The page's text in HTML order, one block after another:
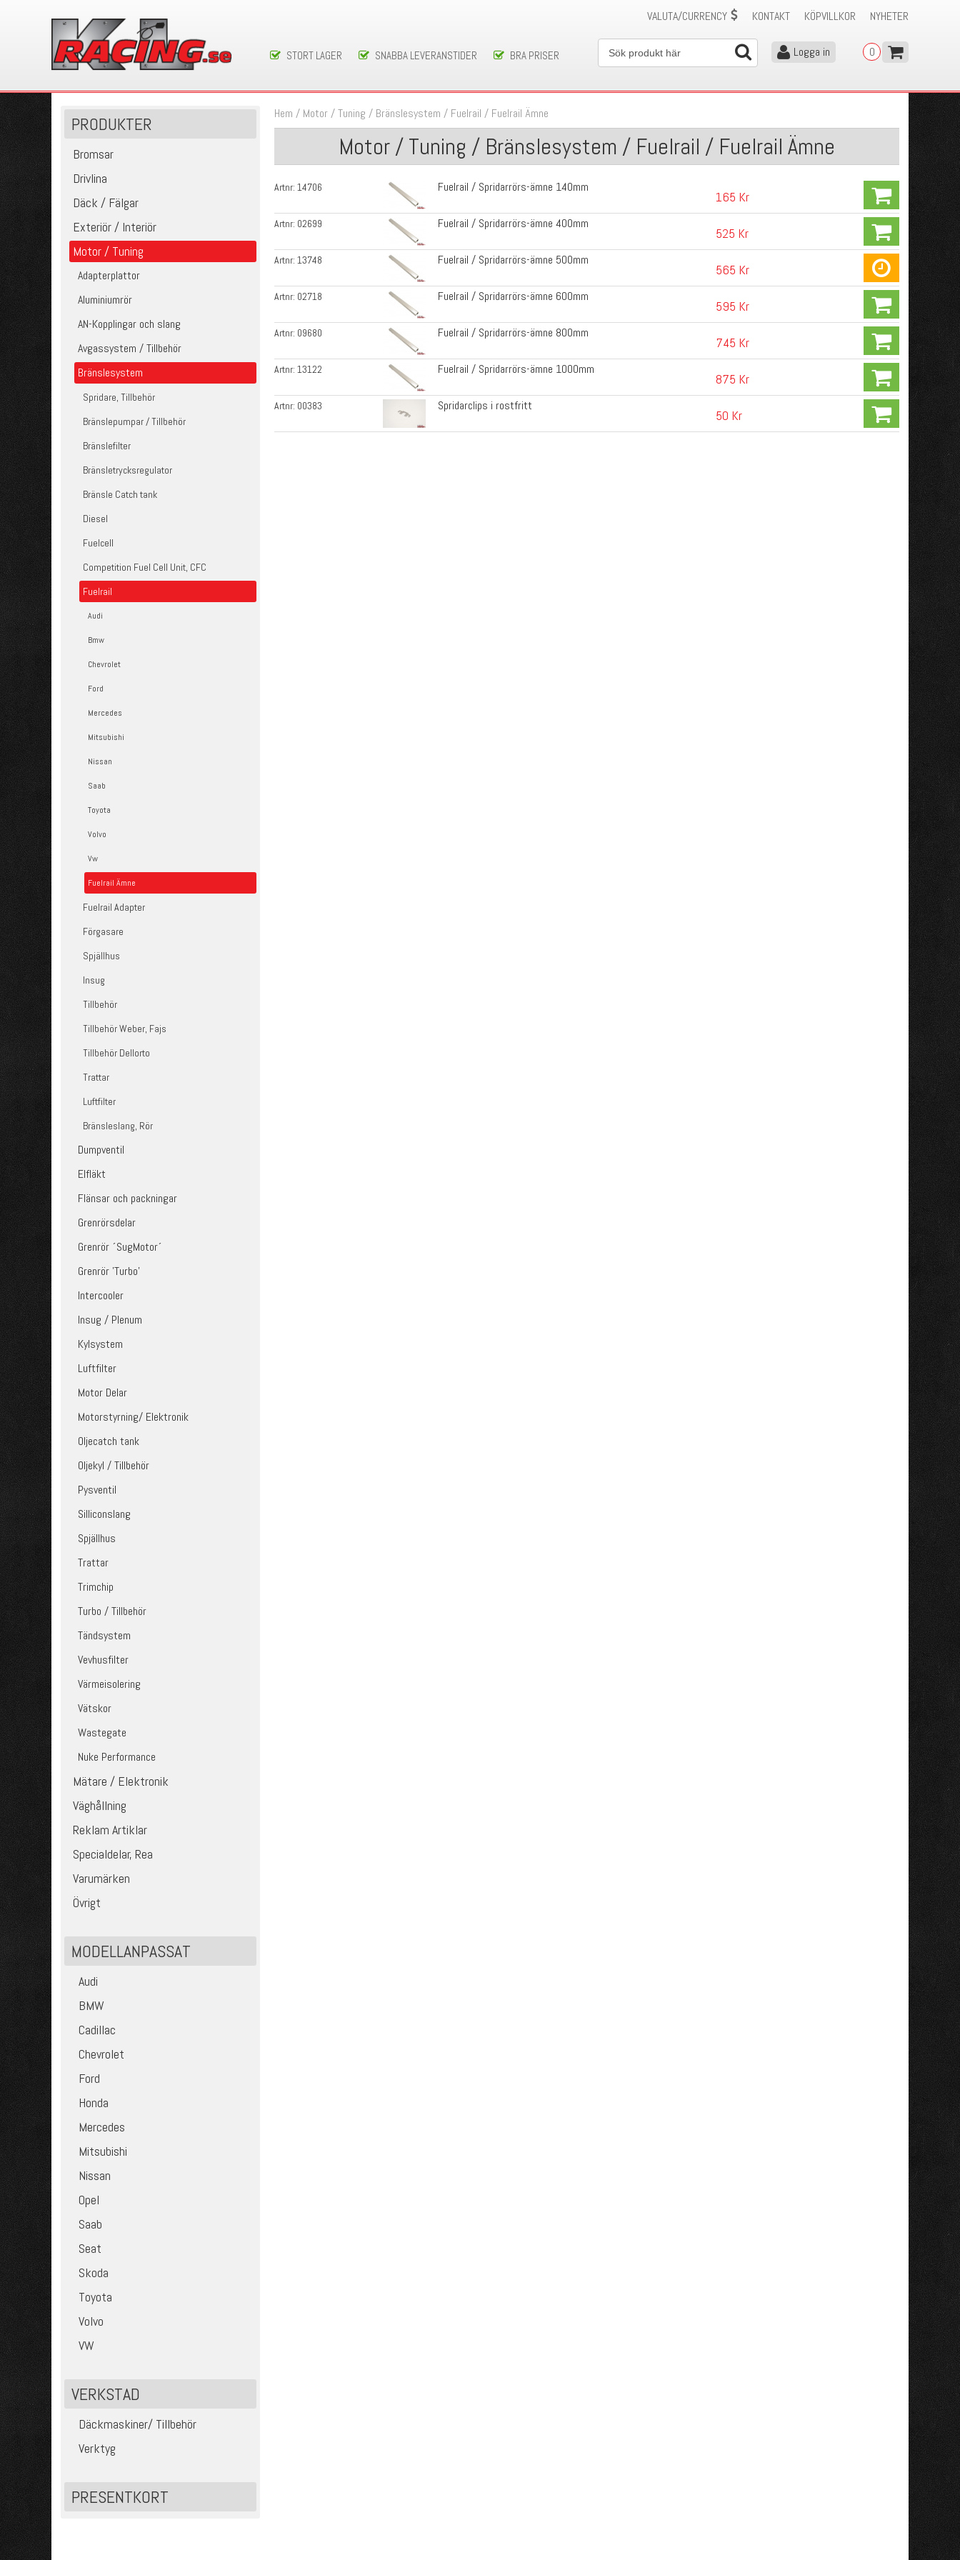
NYHETER
KÖPVILLKOR
KONTAKT
VALUTA/CURRENCY
STORT LAGER SNABBA LEVERANSTIDER BRA PRISER 0
Logga in
PRODUKTER
Bromsar
Drivlina
Däck / Fälgar
Exteriör / Interiör
Motor / Tuning
Adapterplattor
Aluminiumrör
AN-Kopplingar och slang
Avgassystem / Tillbehör
Bränslesystem
Spridare, Tillbehör
Bränslepumpar / Tillbehör
Bränslefilter
Bränsletrycksregulator
Bränsle Catch tank
Diesel
Fuelcell
Competition Fuel Cell Unit, CFC
Fuelrail
Audi
Bmw
Chevrolet
Ford
Mercedes
Mitsubishi
Nissan
Saab
Toyota
Volvo
Vw
Fuelrail Ämne
Fuelrail Adapter
Förgasare
Spjällhus
Insug
Tillbehör
Tillbehör Weber, Fajs
Tillbehör Dellorto
Trattar
Luftfilter
Bränsleslang, Rör
Dumpventil
Elfläkt
Flänsar och packningar
Grenrörsdelar
Grenrör ´SugMotor´
Grenrör 'Turbo'
Intercooler
Insug / Plenum
Kylsystem
Luftfilter
Motor Delar
Motorstyrning/ Elektronik
Oljecatch tank
Oljekyl / Tillbehör
Pysventil
Silliconslang
Spjällhus
Trattar
Trimchip
Turbo / Tillbehör
Tändsystem
Vevhusfilter
Värmeisolering
Vätskor
Wastegate
Nuke Performance
Mätare / Elektronik
Väghållning
Reklam Artiklar
Specialdelar, Rea
Varumärken
Övrigt
MODELLANPASSAT
Audi
BMW
Cadillac
Chevrolet
Ford
Honda
Mercedes
Mitsubishi
Nissan
Opel
Saab
Seat
Skoda
Toyota
Volvo
VW
VERKSTAD
Däckmaskiner/ Tillbehör
Verktyg
PRESENTKORT
Hem / Motor / Tuning / Bränslesystem / Fuelrail / Fuelrail Ämne
Motor / Tuning / Bränslesystem / Fuelrail / Fuelrail Ämne
Artnr:14706 Fuelrail / Spridarrörs-ämne 140mm
165 Kr
Artnr: 02699 Fuelrail / Spridarrörs-ämne 400mm
525 Kr
Artnr:13748 Fuelrail / Spridarrörs-ämne 500mm
565 Kr
Artnr: 02718 Fuelrail / Spridarrörs-ämne 600mm
595 Kr
Artnr: 09680 Fuelrail / Spridarrörs-ämne 800mm
745 Kr
Artnr:13122 Fuelrail / Spridarrörs-ämne 1000mm
875 Kr
Artnr: 00383 Spridarclips i rostfritt
50 Kr